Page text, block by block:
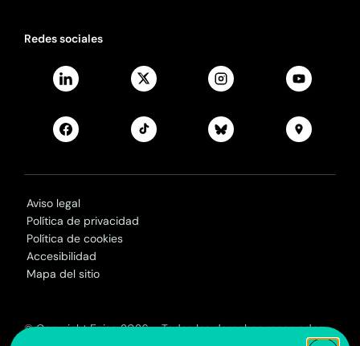
Redes sociales
Aviso legal
Política de privacidad
Política de cookies
Accesibilidad
Mapa del sitio
© Copyright Enisa 2026 - Todos los derechos reservados